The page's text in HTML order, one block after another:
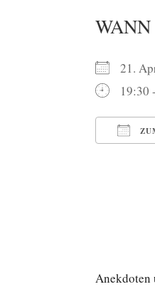
WANN
21.
19:30
Anekdoten